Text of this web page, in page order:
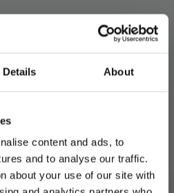
Details About
content and ads, to
and to analyse our traffic.
about your use of our site with
samlet i feltet under,
å legge samme
navn i handlekurven.
ett bordkort.